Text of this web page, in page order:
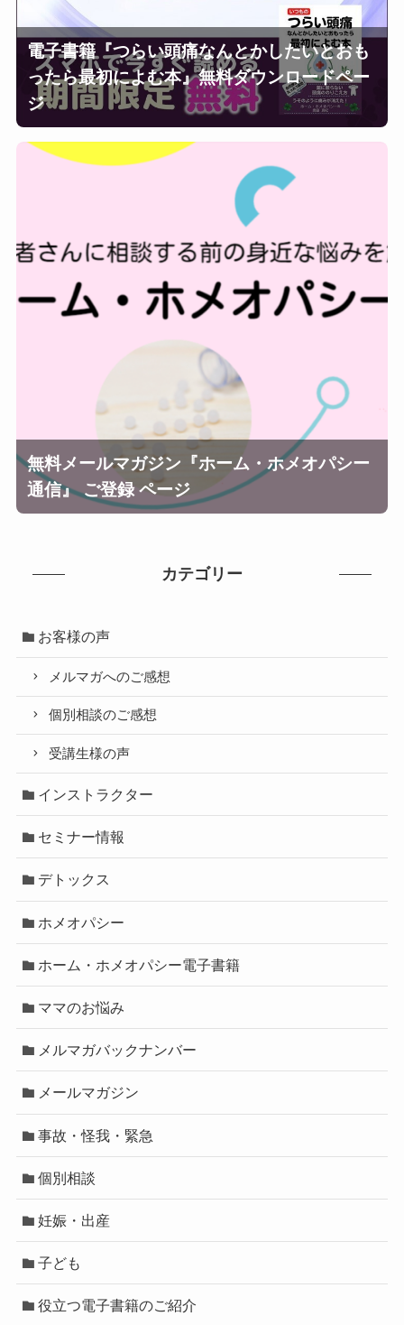
電子書籍『つらい頭痛なんとかしたいとおも
ったら最初によむ本』無料ダウンロードペー
ジ
無料メールマガジン『ホーム・ホメオパシー
通信』 ご登録 ページ
カテゴリー
お客様の声
メルマガへのご感想
個別相談のご感想
受講生様の声
インストラクター
セミナー情報
デトックス
ホメオパシー
ホーム・ホメオパシー電子書籍
ママのお悩み
メルマガバックナンバー
メールマガジン
事故・怪我・緊急
個別相談
妊娠・出産
子ども
役立つ電子書籍のご紹介